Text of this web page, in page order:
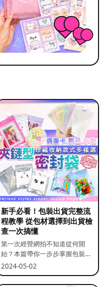
新手必看！包裝出貨完整流
程教學 從包材選擇到出貨檢
查一次搞懂
第一次經營網拍不知道從何開
始？本篇帶你一步步掌握包裝流
程與出貨前檢查重點。
2024-05-02